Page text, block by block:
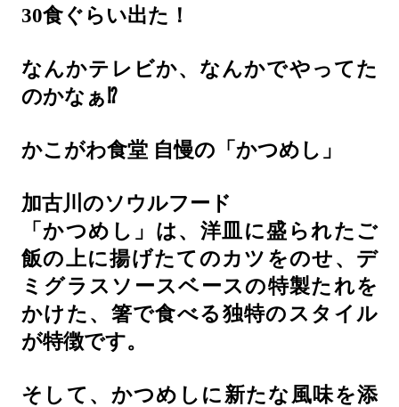
30食ぐらい出た！
なんかテレビか、なんかでやってた
のかなぁ⁉️
かこがわ食堂 自慢の「かつめし」
加古川のソウルフード
「かつめし」は、洋皿に盛られたご
飯の上に揚げたてのカツをのせ、デ
ミグラスソースベースの特製たれを
かけた、箸で食べる独特のスタイル
が特徴です。
そして、かつめしに新たな風味を添